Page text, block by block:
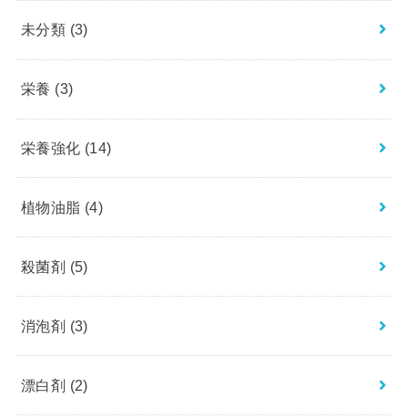
未分類 (3)
栄養 (3)
栄養強化 (14)
植物油脂 (4)
殺菌剤 (5)
消泡剤 (3)
漂白剤 (2)